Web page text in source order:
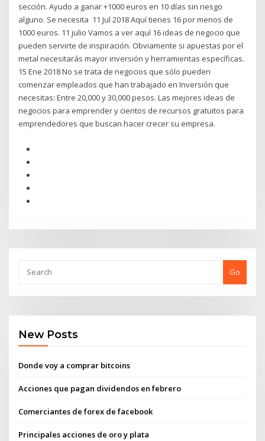
sección. Ayudo a ganar +1000 euros en 10 días sin riesgo
alguno. Se necesita 11 Jul 2018 Aquí tienes 16 por menos de
1000 euros. 11 julio Vamos a ver aquí 16 ideas de negocio que
pueden servirte de inspiración. Obviamente si apuestas por el
metal necesitarás mayor inversión y herramientas específicas.
15 Ene 2018 No se trata de negocios que sólo pueden
comenzar empleados que han trabajado en Inversión que
necesitas: Entre 20,000 y 30,000 pesos. Las mejores ideas de
negocios para emprender y cientos de recursos gratuitos para
emprendedores que buscan hacer crecer su empresa.
Go
New Posts
Donde voy a comprar bitcoins
Acciones que pagan dividendos en febrero
Comerciantes de forex de facebook
Principales acciones de oro y plata